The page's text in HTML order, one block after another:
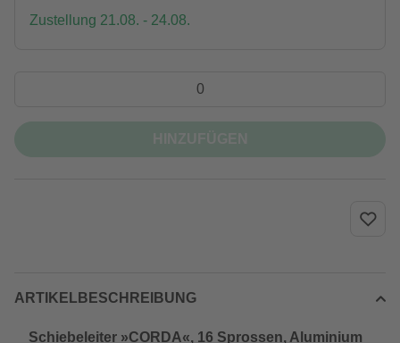
Zustellung 21.08. - 24.08.
ARTIKELBESCHREIBUNG
Schiebeleiter »CORDA«, 16 Sprossen, Aluminium